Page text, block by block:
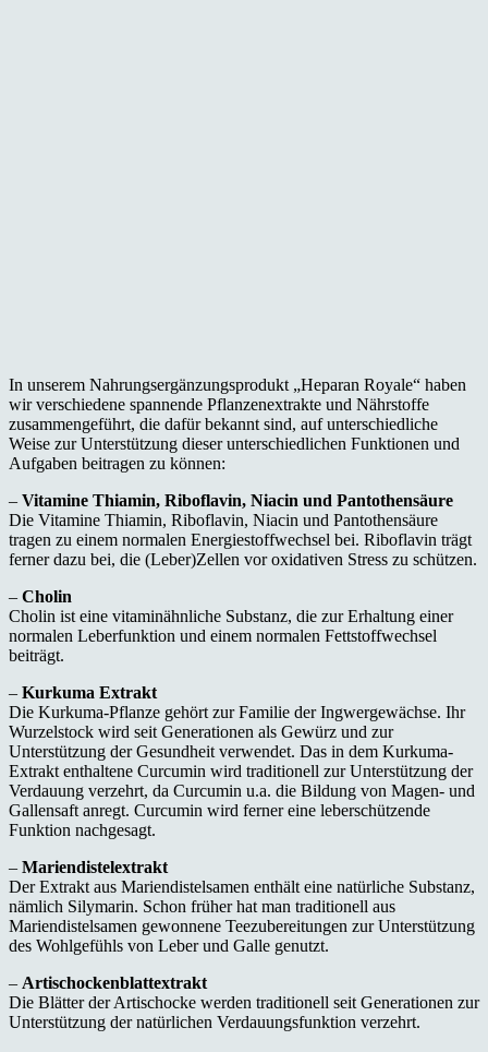
In unserem Nahrungsergänzungsprodukt „Heparan Royale“ haben
wir verschiedene spannende Pflanzenextrakte und Nährstoffe
zusammengeführt, die dafür bekannt sind, auf unterschiedliche
Weise zur Unterstützung dieser unterschiedlichen Funktionen und
Aufgaben beitragen zu können:
– Vitamine Thiamin, Riboflavin, Niacin und Pantothensäure
Die Vitamine Thiamin, Riboflavin, Niacin und Pantothensäure
tragen zu einem normalen Energiestoffwechsel bei. Riboflavin trägt
ferner dazu bei, die (Leber)Zellen vor oxidativen Stress zu schützen.
– Cholin
Cholin ist eine vitaminähnliche Substanz, die zur Erhaltung einer
normalen Leberfunktion und einem normalen Fettstoffwechsel
beiträgt.
– Kurkuma Extrakt
Die Kurkuma-Pflanze gehört zur Familie der Ingwergewächse. Ihr
Wurzelstock wird seit Generationen als Gewürz und zur
Unterstützung der Gesundheit verwendet. Das in dem Kurkuma-
Extrakt enthaltene Curcumin wird traditionell zur Unterstützung der
Verdauung verzehrt, da Curcumin u.a. die Bildung von Magen- und
Gallensaft anregt. Curcumin wird ferner eine leberschützende
Funktion nachgesagt.
– Mariendistelextrakt
Der Extrakt aus Mariendistelsamen enthält eine natürliche Substanz,
nämlich Silymarin. Schon früher hat man traditionell aus
Mariendistelsamen gewonnene Teezubereitungen zur Unterstützung
des Wohlgefühls von Leber und Galle genutzt.
– Artischockenblattextrakt
Die Blätter der Artischocke werden traditionell seit Generationen zur
Unterstützung der natürlichen Verdauungsfunktion verzehrt.